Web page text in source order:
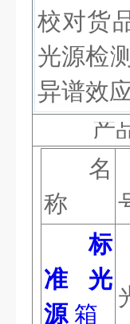
校对货
光源检
异谱效
产
名
称
标
准光
源箱